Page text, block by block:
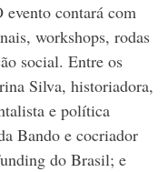
evento contará com
workshops, rodas
social. Entre os
Silva, historiadora,
e política
Bando e cocriador
do Brasil; e